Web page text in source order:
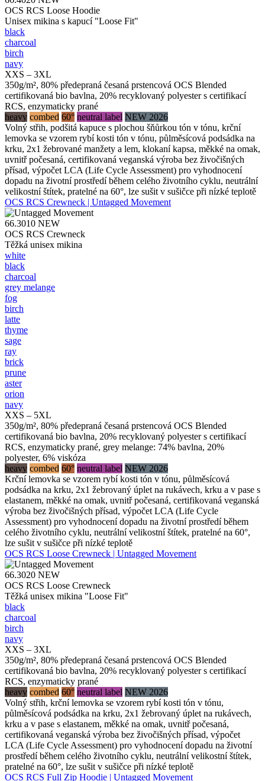
OCS RCS Loose Hoodie
Unisex mikina s kapucí "Loose Fit"
black
charcoal
birch
navy
XXS – 3XL
350g/m², 80% předepraná česaná prstencová OCS Blended
certifikovaná bio bavlna, 20% recyklovaný polyester s certifikací
RCS, enzymaticky prané
heavy combed 60° neutral label NEW 2026
Volný střih, podšitá kapuce s plochou šňůrkou tón v tónu, krční
lemovka se vzorem rybí kosti tón v tónu, půlměsícová podsádka na
krku, 2x1 žebrované manžety a lem, klokaní kapsa, měkké na omak,
uvnitř počesaná, certifikovaná veganská výroba bez živočišných
přísad, výpočet LCA (Life Cycle Assessment) pro vyhodnocení
dopadu na životní prostředí během celého životního cyklu, neutrální
velikostní štítek, pratelné na 60°, lze sušit v sušičce při nízké teplotě
OCS RCS Crewneck | Untagged Movement
66.3010 NEW
OCS RCS Crewneck
Těžká unisex mikina
white
black
charcoal
grey melange
fog
birch
latte
thyme
sage
ray
brick
prune
aster
orion
navy
XXS – 5XL
350g/m², 80% předepraná česaná prstencová OCS Blended
certifikovaná bio bavlna, 20% recyklovaný polyester s certifikací
RCS, enzymaticky prané, grey melange: 74% bavlna, 20%
polyester, 6% viskóza
heavy combed 60° neutral label NEW 2026
Krční lemovka se vzorem rybí kosti tón v tónu, půlměsícová
podsádka na krku, 2x1 žebrovaný úplet na rukávech, krku a v pase s
elastanem, měkké na omak, uvnitř počesaná, certifikovaná veganská
výroba bez živočišných přísad, výpočet LCA (Life Cycle
Assessment) pro vyhodnocení dopadu na životní prostředí během
celého životního cyklu, neutrální velikostní štítek, pratelné na 60°,
lze sušit v sušičce při nízké teplotě
OCS RCS Loose Crewneck | Untagged Movement
66.3020 NEW
OCS RCS Loose Crewneck
Těžká unisex mikina "Loose Fit"
black
charcoal
birch
navy
XXS – 3XL
350g/m², 80% předepraná česaná prstencová OCS Blended
certifikovaná bio bavlna, 20% recyklovaný polyester s certifikací
RCS, enzymaticky prané
heavy combed 60° neutral label NEW 2026
Volný střih, krční lemovka se vzorem rybí kosti tón v tónu,
půlměsícová podsádka na krku, 2x1 žebrovaný úplet na rukávech,
krku a v pase s elastanem, měkké na omak, uvnitř počesaná,
certifikovaná veganská výroba bez živočišných přísad, výpočet
LCA (Life Cycle Assessment) pro vyhodnocení dopadu na životní
prostředí během celého životního cyklu, neutrální velikostní štítek,
pratelné na 60°, lze sušit v sušičce při nízké teplotě
OCS RCS Full Zip Hoodie | Untagged Movement